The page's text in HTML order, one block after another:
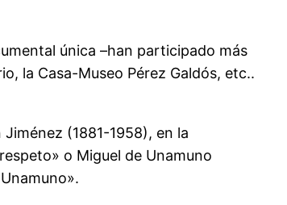
única –han participado más
la Casa-Museo Pérez Galdós, etc..
(1881-1958), en la
o Miguel de Unamuno